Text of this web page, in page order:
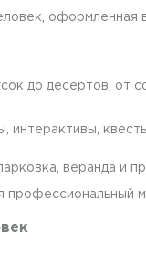
оформленная
до десертов, от
интерактивы,
веранда и
профессиональный